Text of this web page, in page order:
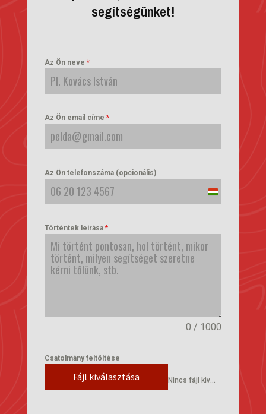
segítségünket!
Az Ön neve *
Az Ön email címe *
Az Ön telefonszáma (opcionális)
Hungary
Történtek leírása *
0 / 1000
Csatolmány feltöltése
Fájl kiválasztása Nincs fájl kiválasztva